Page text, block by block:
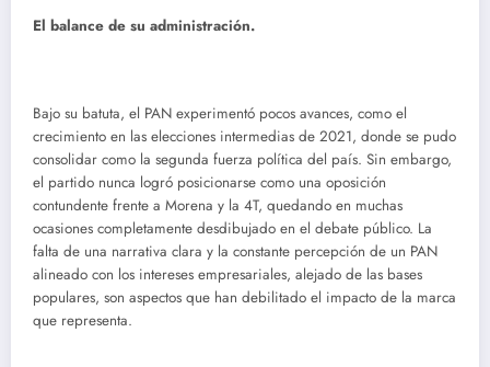
El balance de su administración.
Bajo su batuta, el PAN experimentó pocos avances, como el
crecimiento en las elecciones intermedias de 2021, donde se pudo
consolidar como la segunda fuerza política del país. Sin embargo,
el partido nunca logró posicionarse como una oposición
contundente frente a Morena y la 4T, quedando en muchas
ocasiones completamente desdibujado en el debate público. La
falta de una narrativa clara y la constante percepción de un PAN
alineado con los intereses empresariales, alejado de las bases
populares, son aspectos que han debilitado el impacto de la marca
que representa.